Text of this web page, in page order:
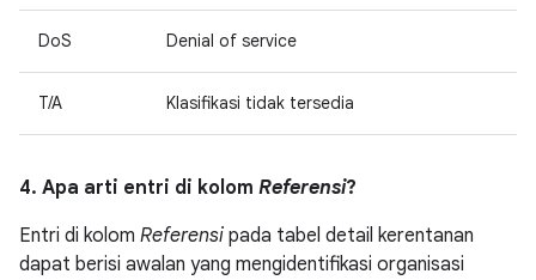
DoS Denial of service
T/A Klasifikasi tidak tersedia
4. Apa arti entri di kolom Referensi?
Entri di kolom Referensi pada tabel detail kerentanan
dapat berisi awalan yang mengidentifikasi organisasi